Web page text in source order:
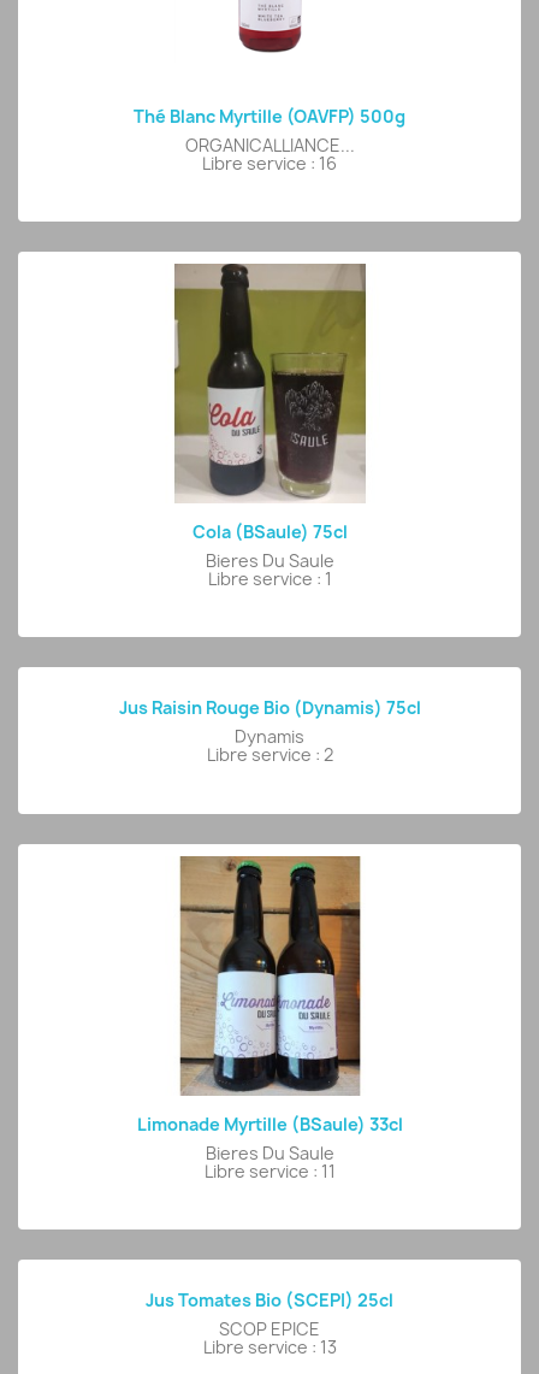
Thé Blanc Myrtille (OAVFP) 500g
ORGANICALLIANCE...
Libre service : 16
Cola (BSaule) 75cl
Bieres Du Saule
Libre service : 1
Jus Raisin Rouge Bio (Dynamis) 75cl
Dynamis
Libre service : 2
Limonade Myrtille (BSaule) 33cl
Bieres Du Saule
Libre service : 11
Jus Tomates Bio (SCEPI) 25cl
SCOP EPICE
Libre service : 13